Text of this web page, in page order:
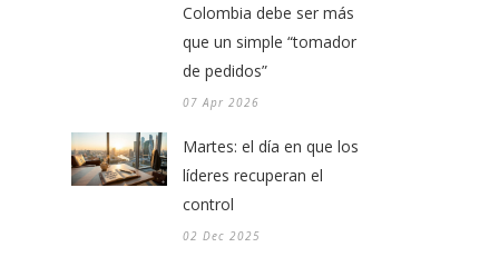
Colombia debe ser más
que un simple “tomador
de pedidos”
07 Apr 2026
Martes: el día en que los
líderes recuperan el
control
02 Dec 2025